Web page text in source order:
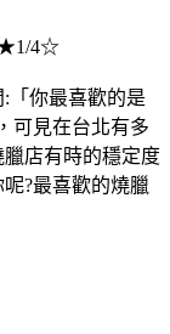
4☆
「你最喜歡的是
可見在台北有多
店有時的穩定度
?最喜歡的燒臘